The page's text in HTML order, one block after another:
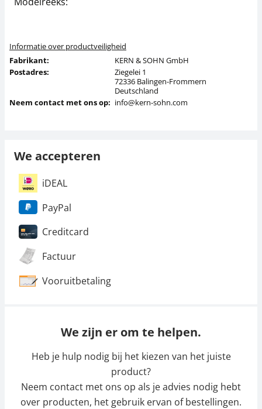
Informatie over productveiligheid
Fabrikant:
KERN & SOHN GmbH
Postadres:
Ziegelei 1
72336 Balingen-Frommern
Deutschland
Neem contact met ons op: info@kern-sohn.com
We accepteren
iDEAL
PayPal
Creditcard
Factuur
Vooruitbetaling
We zijn er om te helpen.
Heb je hulp nodig bij het kiezen van het juiste
product?
Neem contact met ons op als je advies nodig hebt
over producten, het gebruik ervan of bestellingen.